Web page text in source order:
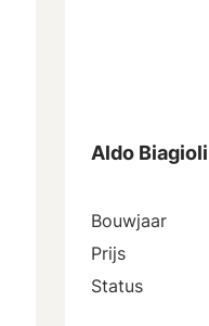
Aldo
Bouwjaar
Prijs
Status